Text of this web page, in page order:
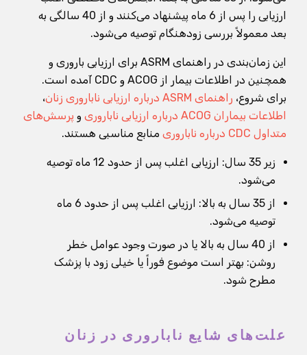
ارزیابی را پس از 6 ماه پیشنهاد می‌کنند و از 40 سالگی به
بعد معمولاً بررسی زودهنگام توصیه می‌شود.
این زمان‌بندی در راهنمای ASRM برای ارزیابی باروری و
همچنین در اطلاعات بیمار از ACOG و CDC آمده است.
برای شروع، راهنمای ASRM درباره ارزیابی ناباروری زنان
،
اطلاعات بیماران ACOG درباره ارزیابی ناباروری
و پرسش‌های
متداول CDC درباره ناباروری
منابع مناسبی هستند.
زیر 35 سال: ارزیابی اغلب پس از حدود 12 ماه توصیه
می‌شود.
از 35 سال به بالا: ارزیابی اغلب پس از حدود 6 ماه
توصیه می‌شود.
از 40 سال به بالا یا در صورت وجود عوامل خطر
روشن: بهتر است موضوع فوراً یا خیلی زود با پزشک
مطرح شود.
علت‌های شایع ناباروری در زنان